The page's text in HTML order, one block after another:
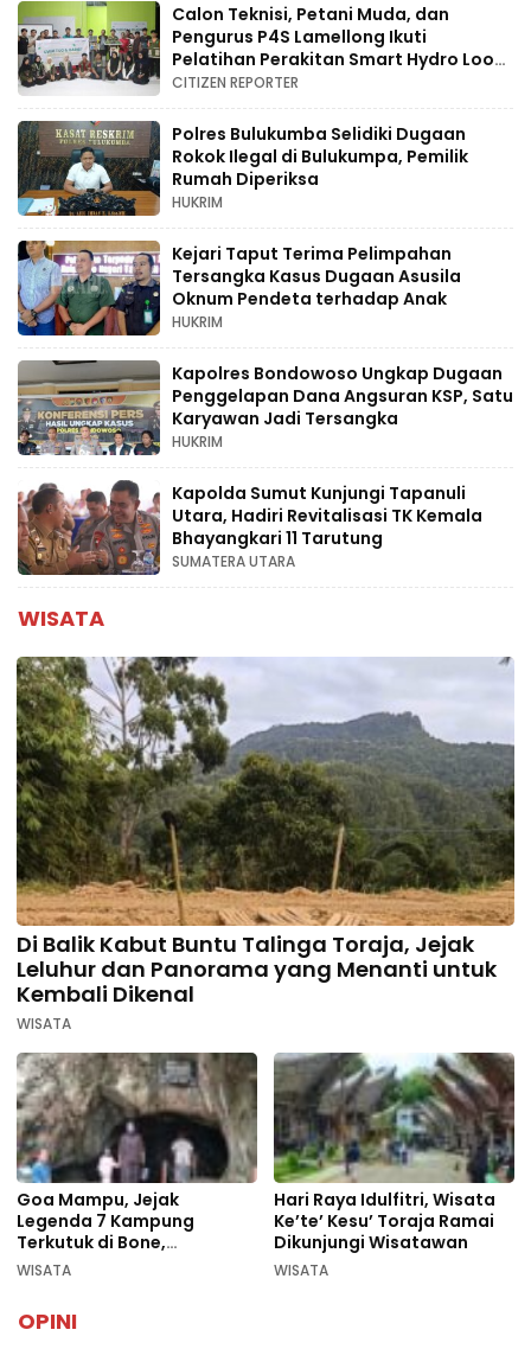
Calon Teknisi, Petani Muda, dan
Pengurus P4S Lamellong Ikuti
Pelatihan Perakitan Smart Hydro Loop
di Desa Kajaolaliddong
CITIZEN REPORTER
Polres Bulukumba Selidiki Dugaan
Rokok Ilegal di Bulukumpa, Pemilik
Rumah Diperiksa
HUKRIM
Kejari Taput Terima Pelimpahan
Tersangka Kasus Dugaan Asusila
Oknum Pendeta terhadap Anak
HUKRIM
Kapolres Bondowoso Ungkap Dugaan
Penggelapan Dana Angsuran KSP, Satu
Karyawan Jadi Tersangka
HUKRIM
Kapolda Sumut Kunjungi Tapanuli
Utara, Hadiri Revitalisasi TK Kemala
Bhayangkari 11 Tarutung
SUMATERA UTARA
WISATA
Di Balik Kabut Buntu Talinga Toraja, Jejak
Leluhur dan Panorama yang Menanti untuk
Kembali Dikenal
WISATA
Goa Mampu, Jejak
Legenda 7 Kampung
Terkutuk di Bone,
Rekomendasi Liburan
WISATA
Hari Raya Idulfitri, Wisata
Ke’te’ Kesu’ Toraja Ramai
Dikunjungi Wisatawan
WISATA
OPINI